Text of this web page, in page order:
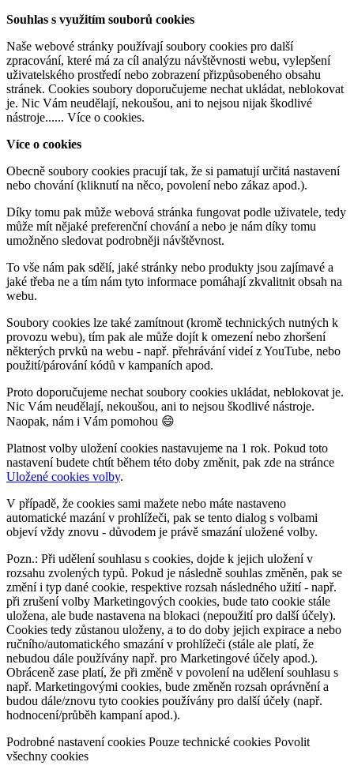
Souhlas s využitím souborů cookies
Naše webové stránky používají soubory cookies pro další
zpracování, které má za cíl analýzu návštěvnosti webu, vylepšení
uživatelského prostředí nebo zobrazení přizpůsobeného obsahu
stránek. Cookies soubory doporučujeme nechat ukládat, neblokovat
je. Nic Vám neudělají, nekoušou, ani to nejsou nijak škodlivé
nástroje...... Více o cookies.
Více o cookies
Obecně soubory cookies pracují tak, že si pamatují určitá nastavení
nebo chování (kliknutí na něco, povolení nebo zákaz apod.).
Díky tomu pak může webová stránka fungovat podle uživatele, tedy
může mít nějaké preferenční chování a nebo je nám díky tomu
umožněno sledovat podrobněji návštěvnost.
To vše nám pak sdělí, jaké stránky nebo produkty jsou zajímavé a
jaké třeba ne a tím nám tyto informace pomáhají zkvalitnit obsah na
webu.
Soubory cookies lze také zamítnout (kromě technických nutných k
provozu webu), tím pak ale může dojít k omezení nebo zhoršení
některých prvků na webu - např. přehrávání videí z YouTube, nebo
použití/párování kódů v kampaních apod.
Proto doporučujeme nechat soubory cookies ukládat, neblokovat je.
Nic Vám neudělají, nekoušou, ani to nejsou škodlivé nástroje.
Naopak, nám i Vám pomohou 😄
Platnost volby uložení cookies nastavujeme na 1 rok. Pokud toto
nastavení budete chtít během této doby změnit, pak zde na stránce
Uložené cookies volby.
V případě, že cookies sami mažete nebo máte nastaveno
automatické mazání v prohlížeči, pak se tento dialog s volbami
objeví vždy znovu - důvodem je právě smazání uložené volby.
Pozn.: Při udělení souhlasu s cookies, dojde k jejich uložení v
rozsahu zvolených typů. Pokud je následně souhlas změněn, pak se
změní i typ dané cookie, respektive rozsah následného užití - např.
při zrušení volby Marketingových cookies, bude tato cookie stále
uložena, ale bude nastavena na blokaci (nepoužití pro další účely).
Cookies tedy zůstanou uloženy, a to do doby jejich expirace a nebo
ručního/automatického smazání v prohlížeči (stále ale platí, že
nebudou dále používány např. pro Marketingové účely apod.).
Obráceně zase platí, že při změně v povolení na udělení souhlasu s
např. Marketingovými cookies, bude změněn rozsah oprávnění a
budou dále/znovu tyto cookies používány pro další účely (např.
hodnocení/průběh kampaní apod.).
Podrobné nastavení cookies Pouze technické cookies Povolit
všechny cookies